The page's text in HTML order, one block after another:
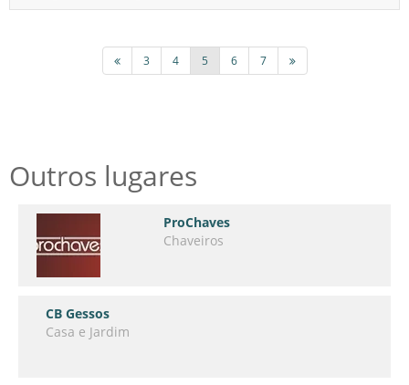
3 4 5 6 7
Outros lugares
ProChaves
Chaveiros
CB Gessos
Casa e Jardim